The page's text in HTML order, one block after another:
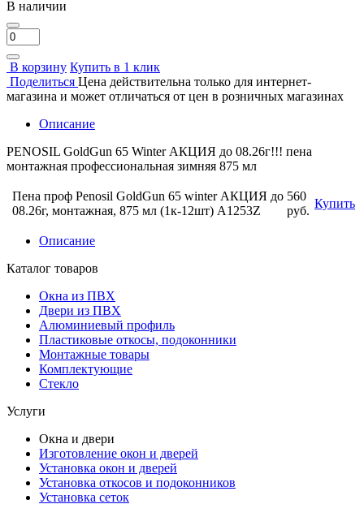
В наличии
В корзину Купить в 1 клик
Поделиться Цена действительна только для интернет-
магазина и может отличаться от цен в розничных магазинах
Описание
PENOSIL GoldGun 65 Winter АКЦИЯ до 08.26г!!! пена
монтажная профессиональная зимняя 875 мл
Пена проф Penosil GoldGun 65 winter АКЦИЯ до
08.26г, монтажная, 875 мл (1к-12шт) A1253Z
560
руб.
Купить
Описание
Каталог товаров
Окна из ПВХ
Двери из ПВХ
Алюминиевый профиль
Пластиковые откосы, подоконники
Монтажные товары
Комплектующие
Стекло
Услуги
Окна и двери
Изготовление окон и дверей
Установка окон и дверей
Установка откосов и подоконников
Установка сеток